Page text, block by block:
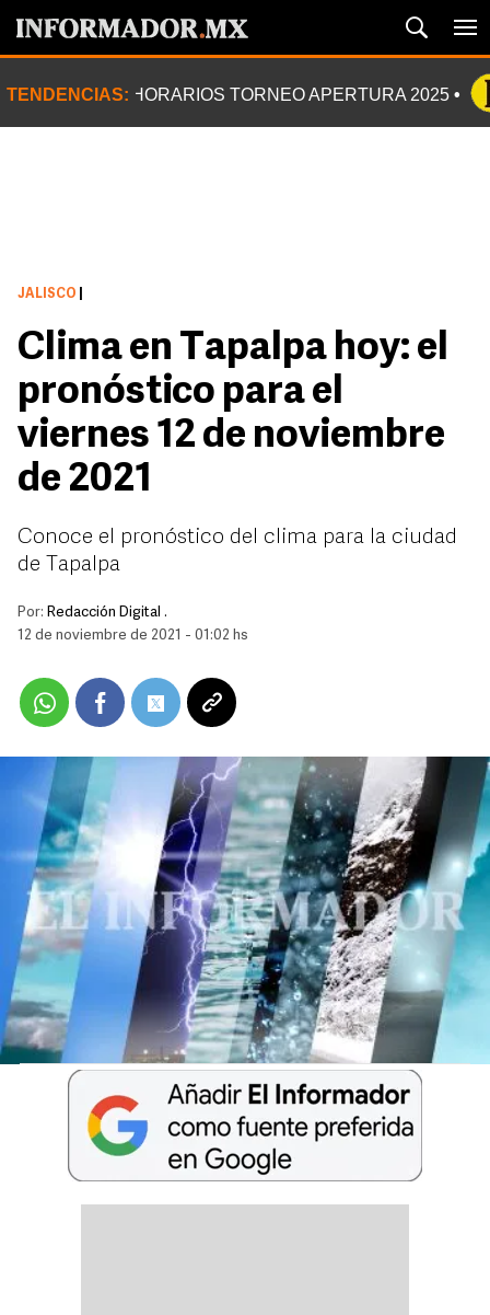
TENDENCIAS: HORARIOS TORNEO APERTURA 2025
JALISCO
Clima en Tapalpa hoy: el
pronóstico para el
viernes 12 de noviembre
de 2021
Conoce el pronóstico del clima para la ciudad
de Tapalpa
Por: Redacción Digital .
12 de noviembre de 2021 - 01:02 hs